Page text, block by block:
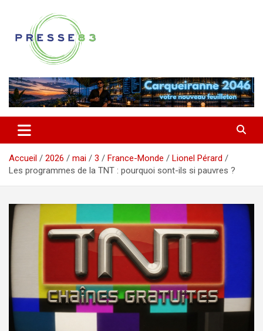
contenu
Presse 83
Accueil 2026 mai 3 France-Monde
Lionel Pérard
Les programmes de la TNT : pourquoi sont-ils si pauvres ?